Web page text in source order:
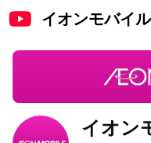
イオンモバイ
イオン